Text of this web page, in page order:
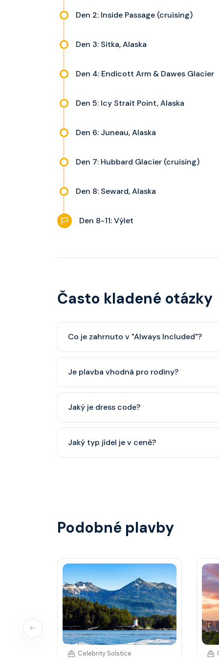
Den 2: Inside Passage (cruising)
Den 3: Sitka, Alaska
Den 4: Endicott Arm & Dawes Glacier
Den 5: Icy Strait Point, Alaska
Den 6: Juneau, Alaska
Den 7: Hubbard Glacier (cruising)
Den 8: Seward, Alaska
Den 8-11: Výlet
Často kladené otázky
Co je zahrnuto v "Always Included"?
Je plavba vhodná pro rodiny?
dětský klub (od 3 let).
Jaký je dress code?
smoking.
Jaký typ jídel je v ceně?
Podobné plavby
Celebrity Solstice